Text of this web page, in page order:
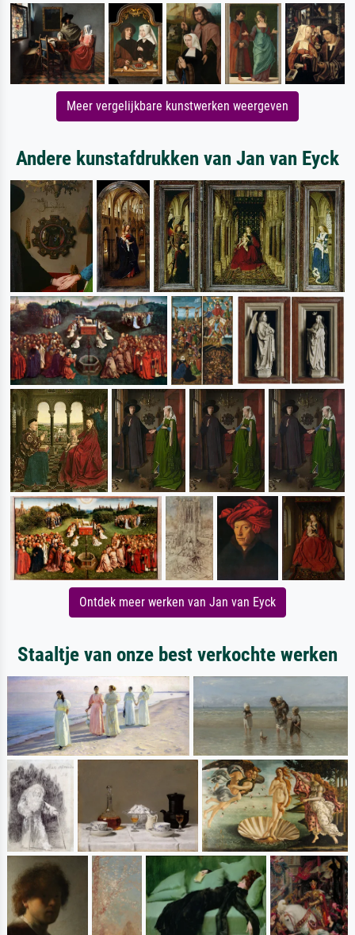
Meer vergelijkbare kunstwerken weergeven
Andere kunstafdrukken van Jan van Eyck
Ontdek meer werken van Jan van Eyck
Staaltje van onze best verkochte werken